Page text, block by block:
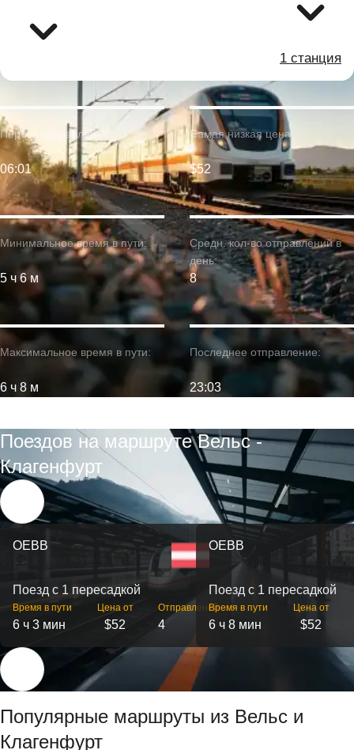
1 станция
Минимальное время в пути:
5 ч 6 м
Первое отправление:
06:01
Максимальное время в пути:
6 ч 8 м
Самая низкая цена:
$52
Средн. кол-во отправлений в
день:
8
Последнее отправление:
23:03
Поездов на маршруте Вельс -
Клагенфурт
OEBB
Поезд с 1 пересадкой
Время в пути
6 ч 3 мин
Цена от
$52
Отправлений
4
OEBB
Поезд с 1 пересадкой
Время в пути
6 ч 8 мин
Цена от
$52
Популярные маршруты из Вельс и
Клагенфурт